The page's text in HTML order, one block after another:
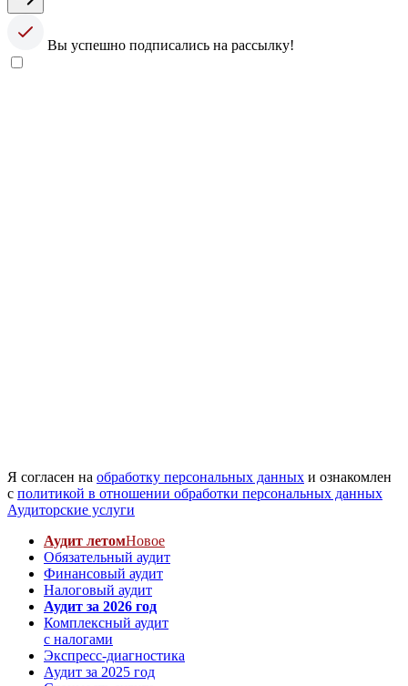
Вы успешно подписались на рассылку!
Я согласен на обработку персональных данных и ознакомлен
с политикой в отношении обработки персональных данных
Аудиторские услуги
Аудит летомНовое
Обязательный аудит
Финансовый аудит
Налоговый аудит
Аудит за 2026 год
Комплексный аудит
с налогами
Экспресс-диагностика
Аудит за 2025 год